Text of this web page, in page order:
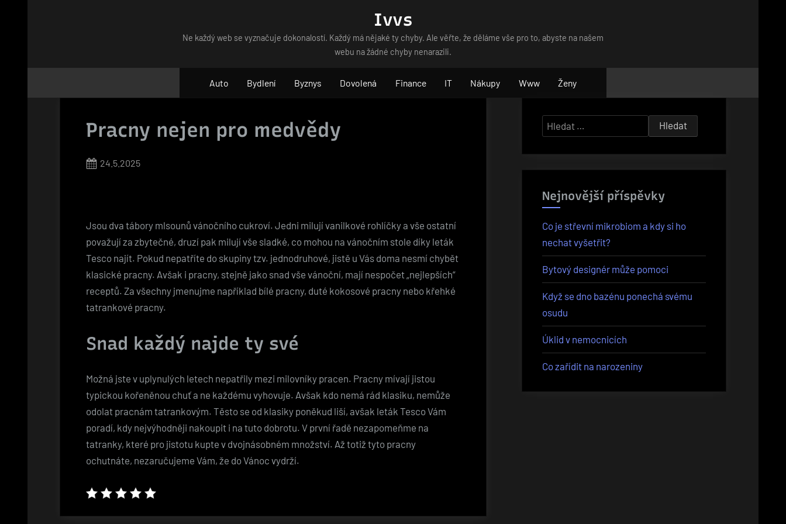
Ivvs
Ne každý web se vyznačuje dokonalostí. Každý má nějaké ty chyby. Ale věřte, že děláme vše pro to, abyste na našem
webu na žádné chyby nenarazili.
Auto Bydlení Byznys Dovolená Finance IT Nákupy Www Ženy
Pracny nejen pro medvědy
Posted
24.5.2025
Jsou dva tábory mlsounů vánočního cukroví. Jedni milují vanilkové rohlíčky a vše ostatní
považují za zbytečné, druzí pak milují vše sladké, co mohou na vánočním stole díky leták
Tesco najít. Pokud nepatříte do skupiny tzv. jednodruhové, jistě u Vás doma nesmí chybět
klasické pracny. Avšak i pracny, stejně jako snad vše vánoční, mají nespočet „nejlepších“
receptů. Za všechny jmenujme například bílé pracny, duté kokosové pracny nebo křehké
tatrankové pracny.
Snad každý najde ty své
Možná jste v uplynulých letech nepatřily mezi milovníky pracen. Pracny mívají jistou
typickou kořeněnou chuť a ne každému vyhovuje. Avšak kdo nemá rád klasiku, nemůže
odolat pracnám tatrankovým. Těsto se od klasiky poněkud liší, avšak leták Tesco Vám
poradí, kdy nejvýhodněji nakoupit i na tuto dobrotu. V první řadě nezapomeňme na
tatranky, které pro jistotu kupte v dvojnásobném množství. Až totiž tyto pracny
ochutnáte, nezaručujeme Vám, že do Vánoc vydrží.
Vyhledávání
Nejnovější příspěvky
Co je střevní mikrobiom a kdy si ho
nechat vyšetřit?
Bytový designér může pomoci
Když se dno bazénu ponechá svému
osudu
Úklid v nemocnicích
Co zařídit na narozeniny